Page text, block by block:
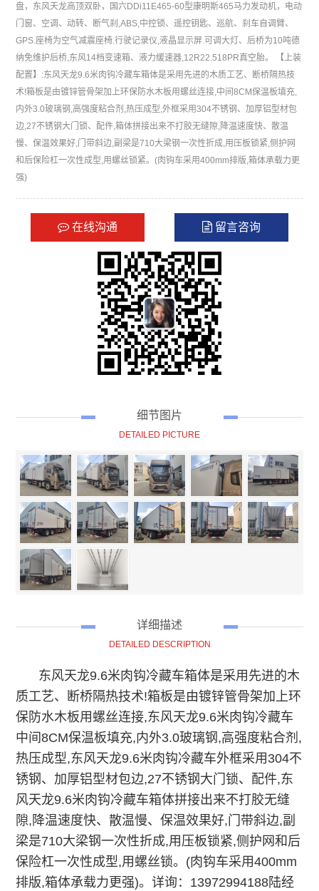
盘，东风天龙高顶双卧，国六DDi11E465-60型康明斯465马力发动机，电动
门窗、空调、动转、断气刹,ABS,中控锁、遥控钥匙、巡航、刹车自调臂、
GPS.座椅为空气减震座椅.行驶记录仪,液晶显示屏.可调大灯、后桥为10吨德
纳免维护后桥,东风14档变速箱、液力缓速器,12R22.518PR真空胎。 【上装
配置】:东风天龙9.6米肉钩冷藏车箱体是采用先进的木质工艺、断桥隔热技
术!箱板是由镀锌管骨架加上环保防水木板用螺丝连接,中间8CM保温板填充,
内外3.0玻璃钢,高强度粘合剂,热压成型,外框采用304不锈钢、加厚铝型材包
边,27不锈钢大门锁、配件,箱体拼接出来不打胶无缝隙,降温速度快、散温
慢、保温效果好,门带斜边,副梁是710大梁钢一次性折成,用压板锁紧,侧护网
和后保险杠一次性成型,用螺丝锁紧。(肉钩车采用400mm排版,箱体承载力更
强)
在线沟通 留言咨询
细节图片
DETAILED PICTURE
详细描述
DETAILED DESCRIPTION
东风天龙9.6米肉钩冷藏车箱体是采用先进的木
质工艺、断桥隔热技术!箱板是由镀锌管骨架加上环
保防水木板用螺丝连接,东风天龙9.6米肉钩冷藏车
中间8CM保温板填充,内外3.0玻璃钢,高强度粘合剂,
热压成型,东风天龙9.6米肉钩冷藏车外框采用304不
锈钢、加厚铝型材包边,27不锈钢大门锁、配件,东
风天龙9.6米肉钩冷藏车箱体拼接出来不打胶无缝
隙,降温速度快、散温慢、保温效果好,门带斜边,副
梁是710大梁钢一次性折成,用压板锁紧,侧护网和后
保险杠一次性成型,用螺丝锁。(肉钩车采用400mm
排版,箱体承载力更强)。详询：13972994188陆经